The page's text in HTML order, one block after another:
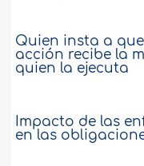
Quien insta a
acción recibe la
quien la ejecuta
Impacto de las
en las